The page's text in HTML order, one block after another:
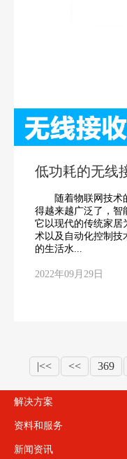
低功耗的无线
随着物联网技术的
得越来越广泛了，智
它以现代的传统家居
术以及自动化控制技
的生活水...
2022年09月29日
|<< << 369
解决方案
资料和服务
新闻资讯